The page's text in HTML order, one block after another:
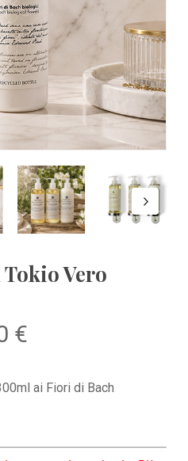
Vero
€Fascia
prezzo:
a
ai Fiori di Bach